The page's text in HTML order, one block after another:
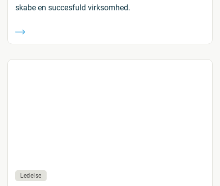
skabe en succesfuld virksomhed.
Ledelse